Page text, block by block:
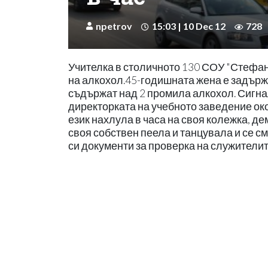
npetrov 15:03 | 10 Dec 12 728
Учителка в столичното 130 СОУ
на алкохол.45-годишната жена е
съдържат над 2 промила алкохол.
директорката на учебното заведение
език нахлула в часа на своя колежка,
своя собствен пеела и танцувала и се
си документи за проверка на